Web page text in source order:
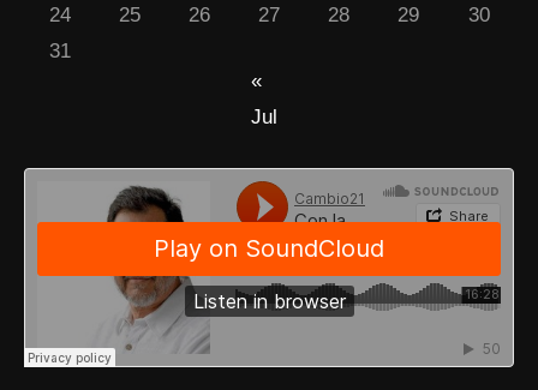
24
25 26 27 28 29
30
31
«
Jul